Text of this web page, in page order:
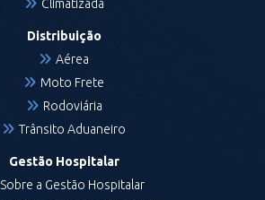
Climatizada
Distribuição
Aérea
Moto Frete
Rodoviária
Trânsito Aduaneiro
Gestão Hospitalar
Sobre a Gestão Hospitalar